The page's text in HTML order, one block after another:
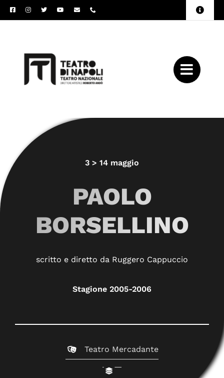
Salta
al
Toggle
3 > 14 maggio
PAOLO
BORSELLINO
scritto e diretto da Ruggero Cappuccio
Stagione 2005-2006
Teatro Mercadante